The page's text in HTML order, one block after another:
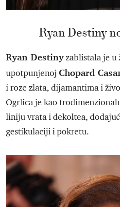
Ryan Destiny
Ryan Destinyzablistala je u
upotpunjenoj Chopard
i roze zlata, dijamantima i
Ogrlica je kao
liniju vrata i dekoltea,
gestikulaciji i pokretu.